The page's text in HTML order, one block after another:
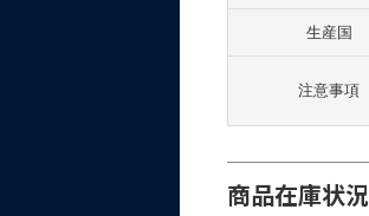
生産国
注意事項
商品在庫状況